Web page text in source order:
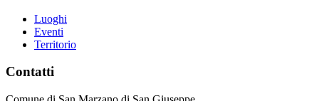
Luoghi
Eventi
Territorio
Contatti